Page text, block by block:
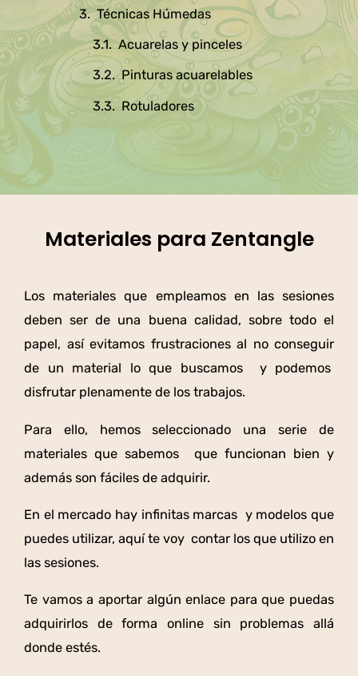
Técnicas Húmedas
Acuarelas y pinceles
Pinturas acuarelables
Rotuladores
Materiales para Zentangle
Los materiales que empleamos en las sesiones
deben ser de una buena calidad, sobre todo el
papel, así evitamos frustraciones al no conseguir
de un material lo que buscamos y podemos
disfrutar plenamente de los trabajos.
Para ello, hemos seleccionado una serie de
materiales que sabemos que funcionan bien y
además son fáciles de adquirir.
En el mercado hay infinitas marcas y modelos que
puedes utilizar, aquí te voy contar los que utilizo en
las sesiones.
Te vamos a aportar algún enlace para que puedas
adquirirlos de forma online sin problemas allá
donde estés.